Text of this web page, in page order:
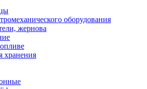
оборудования
жернова
хранения